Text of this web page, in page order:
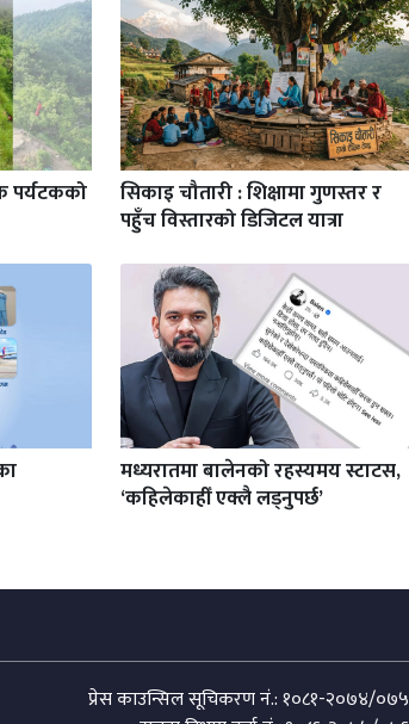
पर्यटकको
सिकाइ चौतारी : शिक्षामा गुणस्तर र
पहुँच विस्तारको डिजिटल यात्रा
मध्यरातमा बालेनको रहस्यमय स्टाटस,
‘कहिलेकाहीँ एक्लै लड्नुपर्छ’
प्रेस काउन्सिल सूचिकरण नं.: १०८१-२०७४/०७५